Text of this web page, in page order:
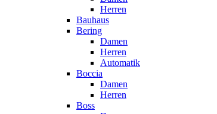
Herren
Bauhaus
Bering
Damen
Herren
Automatik
Boccia
Damen
Herren
Boss